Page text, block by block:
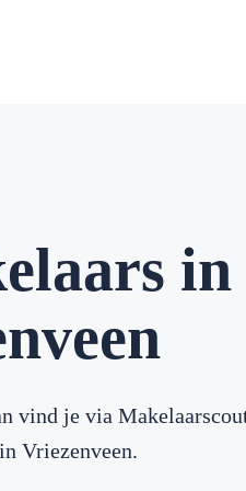
in
vind je via
Vriezenveen.